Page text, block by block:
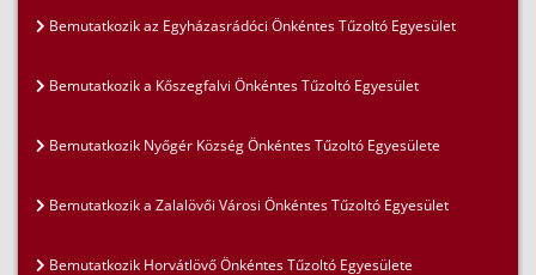
Bemutatkozik az Egyházasrádóci Önkéntes Tűzoltó Egyesület
Bemutatkozik a Kőszegfalvi Önkéntes Tűzoltó Egyesület
Bemutatkozik Nyőgér Község Önkéntes Tűzoltó Egyesülete
Bemutatkozik a Zalalövői Városi Önkéntes Tűzoltó Egyesület
Bemutatkozik Horvátlövő Önkéntes Tűzoltó Egyesülete